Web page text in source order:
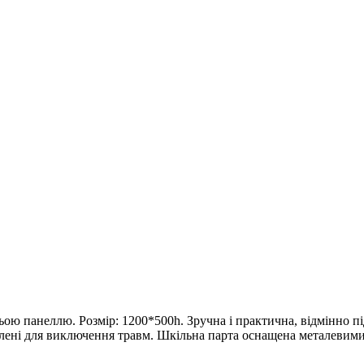
панеллю. Розмір: 1200*500h. Зручна і практична, відмінно
для виключення травм. Шкільна парта оснащена